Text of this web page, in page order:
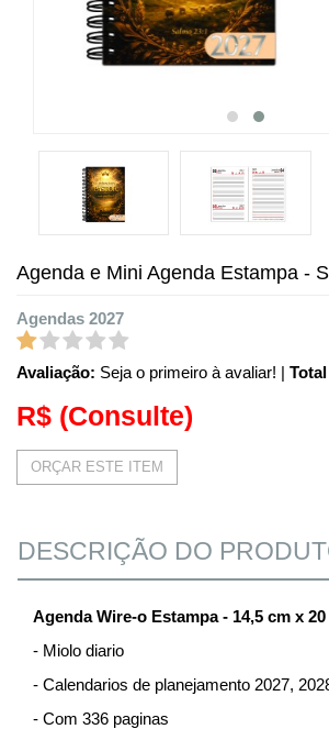
Agenda e Mini Agenda Estampa -
Agendas 2027
Avaliação: Seja o primeiro à avaliar! |
R$ (Consulte)
ORÇAR ESTE ITEM
DESCRIÇÃO DO
Agenda Wire-o Estampa - 14,5 cm x
- Miolo diario
- Calendarios de planejamento 2027,
- Com 336 paginas